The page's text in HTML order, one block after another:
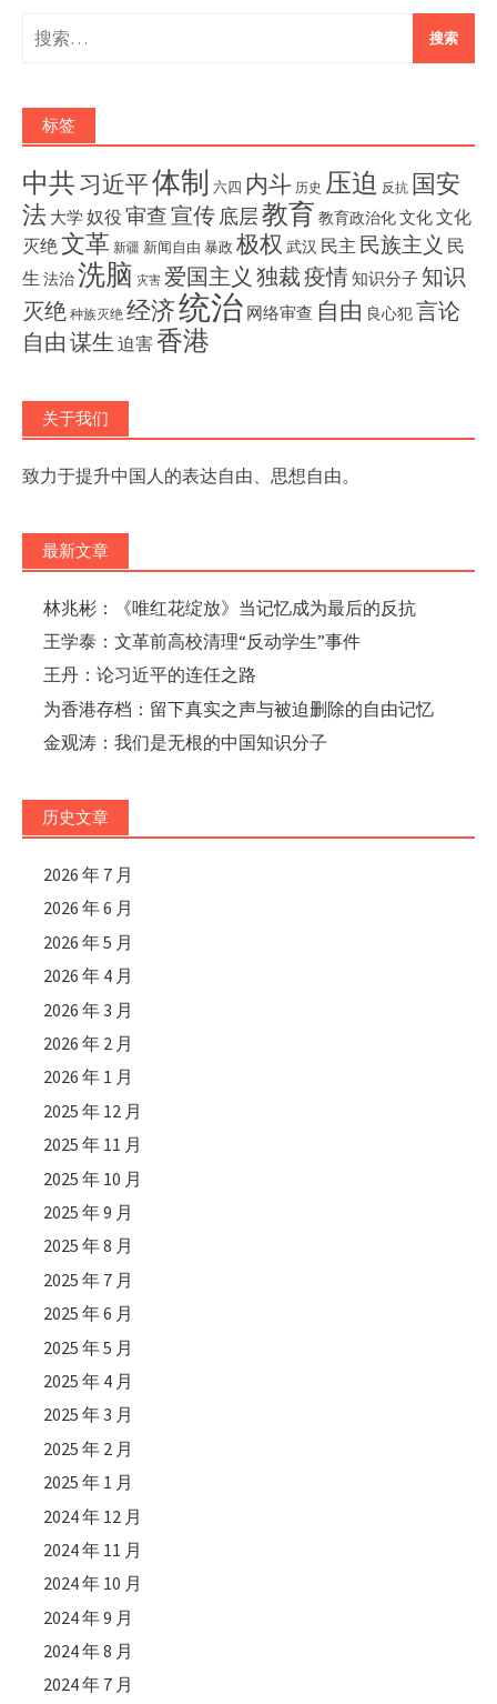
搜
索：
标签
中共习近平体制 六四 内斗 历史 压迫 反抗 国安
法 大学 奴役 审查宣传底层教育 教育政治化文化文化
灭绝文革 新疆 新闻自由 暴政 极权 武汉 民主 民族主义 民
生 法治洗脑 灾害 爱国主义 独裁疫情知识分子 知识
灭绝 种族灭绝 经济统治 网络审查 自由 良心犯言论
自由 谋生 迫害香港
关于我们
致力于提升中国人的表达自由、思想自由。
最新文章
林兆彬：《唯红花绽放》当记忆成为最后的反抗
王学泰：文革前高校清理“反动学生”事件
王丹：论习近平的连任之路
为香港存档：留下真实之声与被迫删除的自由记忆
金观涛：我们是无根的中国知识分子
历史文章
2026 年 7 月
2026 年 6 月
2026 年 5 月
2026 年 4 月
2026 年 3 月
2026 年 2 月
2026 年 1 月
2025 年 12 月
2025 年 11 月
2025 年 10 月
2025 年 9 月
2025 年 8 月
2025 年 7 月
2025 年 6 月
2025 年 5 月
2025 年 4 月
2025 年 3 月
2025 年 2 月
2025 年 1 月
2024 年 12 月
2024 年 11 月
2024 年 10 月
2024 年 9 月
2024 年 8 月
2024 年 7 月